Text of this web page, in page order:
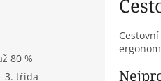
80 %
3. třída